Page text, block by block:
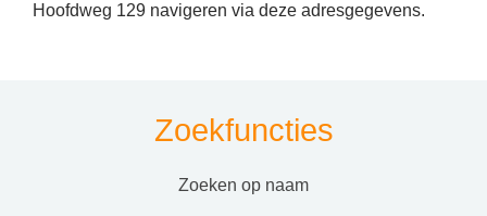
Hoofdweg 129 navigeren via deze adresgegevens.
Zoekfuncties
zoeken op naam